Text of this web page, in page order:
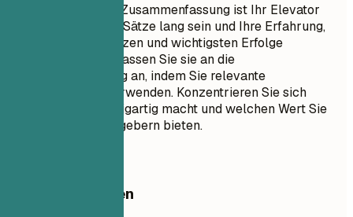
Eine professionelle Zusammenfassung ist Ihr Elevator
Pitch. Sie sollte 3-5 Sätze lang sein und Ihre Erfahrung,
Schlüsselkompetenzen und wichtigsten Erfolge
zusammenfassen. Passen Sie sie an die
Stellenbeschreibung an, indem Sie relevante
Schlüsselwörter verwenden. Konzentrieren Sie sich
darauf, was Sie einzigartig macht und welchen Wert Sie
potenziellen Arbeitgebern bieten.
Besser vermeiden